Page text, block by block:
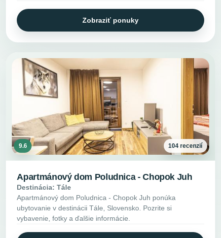
Zobraziť ponuky
9.6 104 recenzií
Apartmánový dom Poludnica - Chopok Juh
Destinácia: Tále
Apartmánový dom Poludnica - Chopok Juh ponúka
ubytovanie v destinácii Tále, Slovensko. Pozrite si
vybavenie, fotky a ďalšie informácie.